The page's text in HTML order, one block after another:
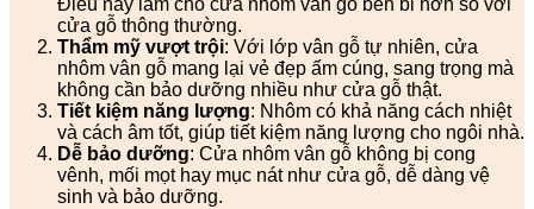
Điều này làm cho cửa nhôm vân gỗ bền bỉ hơn so với
cửa gỗ thông thường.
Thẩm mỹ vượt trội: Với lớp vân gỗ tự nhiên, cửa
nhôm vân gỗ mang lại vẻ đẹp ấm cúng, sang trọng mà
không cần bảo dưỡng nhiều như cửa gỗ thật.
Tiết kiệm năng lượng: Nhôm có khả năng cách nhiệt
và cách âm tốt, giúp tiết kiệm năng lượng cho ngôi nhà.
Dễ bảo dưỡng: Cửa nhôm vân gỗ không bị cong
vênh, mối mọt hay mục nát như cửa gỗ, dễ dàng vệ
sinh và bảo dưỡng.